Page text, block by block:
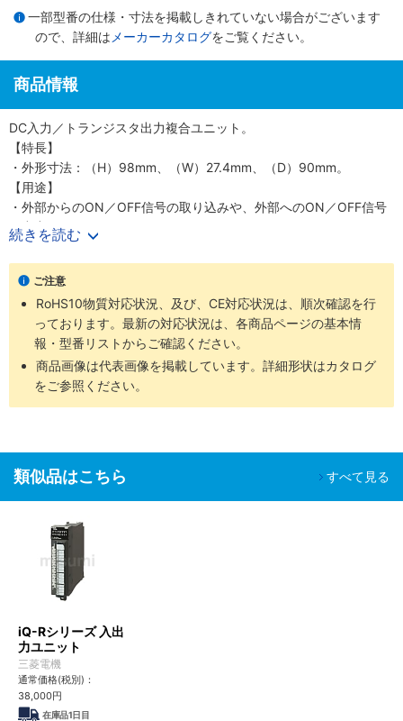
一部型番の仕様・寸法を掲載しきれていない場合がございます
ので、詳細は メーカーカタログをご覧ください。
商品情報
DC入力／トランジスタ出力複合ユニット。
【特長】
・外形寸法：（H）98mm、（W）27.4mm、（D）90mm。
【用途】
・外部からのON／OFF信号の取り込みや、外部へのON／OFF信号
の出力。
"【合わせ買い推奨商品】"
・Qシリーズ対応ケーブルはこちら
・Qシリーズ対応ケーブル （富士通/DDK/3Mコネクタ使用）は
・Qシリーズ対応 アングルハーネスはこちら
・三菱Qシリーズ対応ハーネス （ミスミオリジナルコネクタ使用）
こちら
・その他Qシリーズ用ケーブルは
続きを読む
ご注意
RoHS10物質対応状況、及び、CE対応状況は、順次確認を行
っております。最新の対応状況は、各商品ページの基本情
報・型番リストからご確認ください。
商品画像は代表画像を掲載しています。詳細形状はカタログ
をご参照ください。
類似品はこちら すべて見る
iQ-Rシリーズ 入出
力ユニット
三菱電機
通常価格(税別)：
38,000円
在庫品1日目